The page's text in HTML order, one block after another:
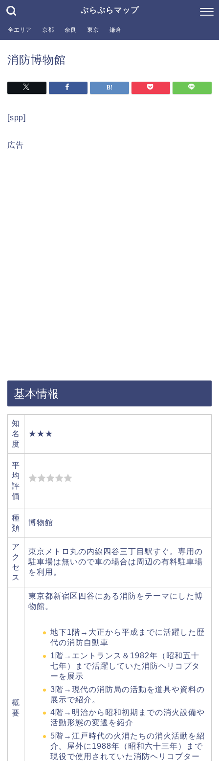
ぶらぶらマップ
全エリア 京都 奈良 東京 鎌倉
消防博物館
[spp]
広告
基本情報
知
名
度
★★★
平
均
評
価
種
類
博物館
ア
ク
セ
ス
東京メトロ丸の内線四谷三丁目駅すぐ。専用の
駐車場は無いので車の場合は周辺の有料駐車場
を利用。
概
要
東京都新宿区四谷にある消防をテーマにした博
物館。
地下1階→大正から平成までに活躍した歴
代の消防自動車
1階→エントランス＆1982年（昭和五十
七年）まで活躍していた消防ヘリコプタ
ーを展示
3階→現代の消防局の活動を道具や資料の
展示で紹介。
4階→明治から昭和初期までの消火設備や
活動形態の変遷を紹介
5階→江戸時代の火消たちの消火活動を紹
介。屋外に1988年（昭和六十三年）まで
現役で使用されていた消防ヘリコプター